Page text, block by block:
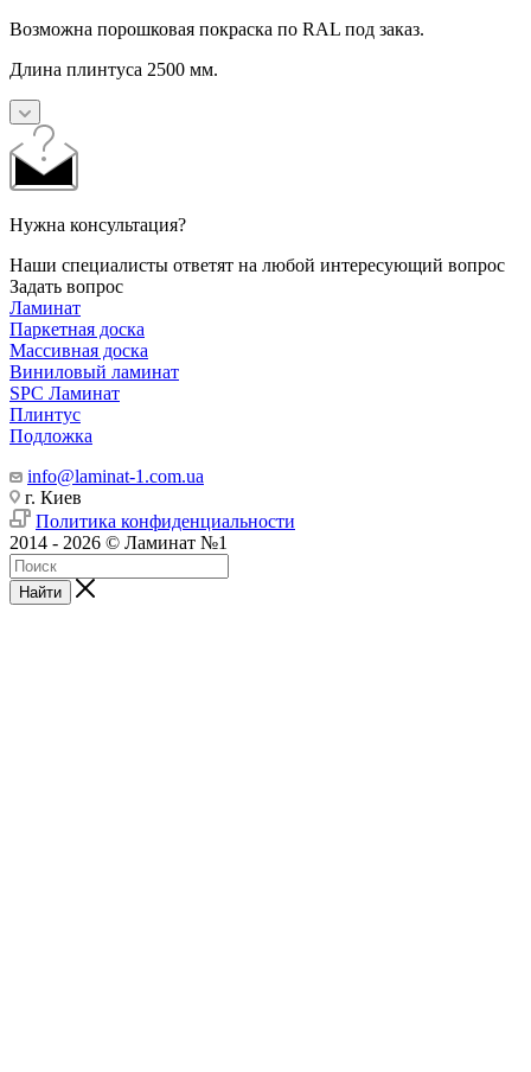
Возможна порошковая покраска по RAL под заказ.
Длина плинтуса 2500 мм.
Нужна консультация?
Наши специалисты ответят на любой интересующий вопрос
Задать вопрос
Ламинат
Паркетная доска
Массивная доска
Виниловый ламинат
SPC Ламинат
Плинтус
Подложка
info@laminat-1.com.ua
г. Киев
Политика конфиденциальности
2014 - 2026 © Ламинат №1
Найти